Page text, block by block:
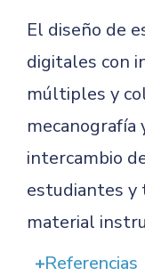
El diseño de
digitales con
múltiples y
intercambio
estudiantes y
material
Referencias